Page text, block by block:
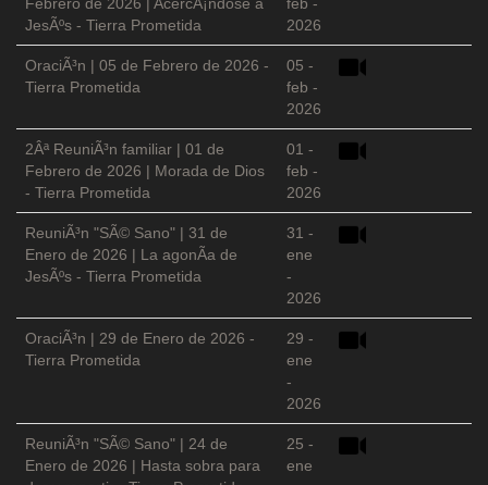
JesÃºs - Tierra Prometida
2026
OraciÃ³n | 05 de Febrero de 2026 -
Tierra Prometida
05 -
feb -
2026
2Âª ReuniÃ³n familiar | 01 de
Febrero de 2026 | Morada de Dios
- Tierra Prometida
01 -
feb -
2026
ReuniÃ³n "SÃ© Sano" | 31 de
Enero de 2026 | La agonÃ­a de
JesÃºs - Tierra Prometida
31 -
ene
-
2026
OraciÃ³n | 29 de Enero de 2026 -
Tierra Prometida
29 -
ene
-
2026
ReuniÃ³n "SÃ© Sano" | 24 de
Enero de 2026 | Hasta sobra para
25 -
ene